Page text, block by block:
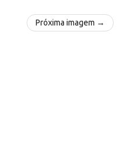
Próxima imagem →